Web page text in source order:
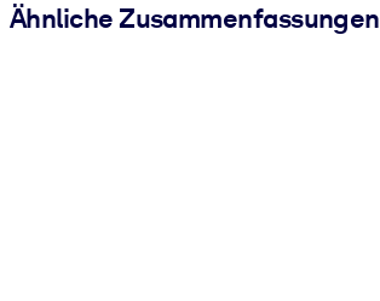
Ähnliche Zusammenfassungen